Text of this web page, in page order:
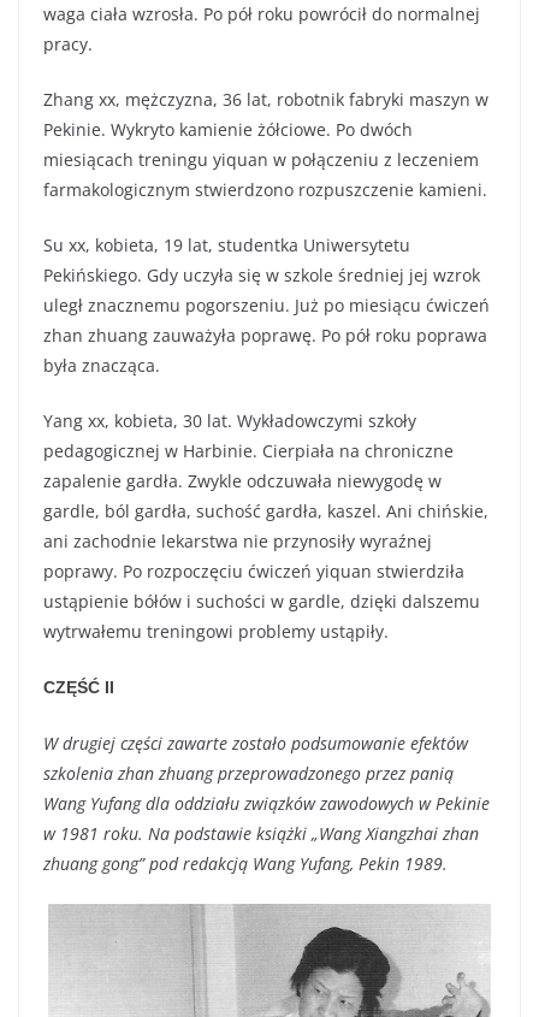
waga ciała wzrosła. Po pół roku powrócił do normalnej
pracy.
Zhang xx, mężczyzna, 36 lat, robotnik fabryki maszyn w
Pekinie. Wykryto kamienie żółciowe. Po dwóch
miesiącach treningu yiquan w połączeniu z leczeniem
farmakologicznym stwierdzono rozpuszczenie kamieni.
Su xx, kobieta, 19 lat, studentka Uniwersytetu
Pekińskiego. Gdy uczyła się w szkole średniej jej wzrok
uległ znacznemu pogorszeniu. Już po miesiącu ćwiczeń
zhan zhuang zauważyła poprawę. Po pół roku poprawa
była znacząca.
Yang xx, kobieta, 30 lat. Wykładowczymi szkoły
pedagogicznej w Harbinie. Cierpiała na chroniczne
zapalenie gardła. Zwykle odczuwała niewygodę w
gardle, ból gardła, suchość gardła, kaszel. Ani chińskie,
ani zachodnie lekarstwa nie przynosiły wyraźnej
poprawy. Po rozpoczęciu ćwiczeń yiquan stwierdziła
ustąpienie bółów i suchości w gardle, dzięki dalszemu
wytrwałemu treningowi problemy ustąpiły.
CZĘŚĆ II
W drugiej części zawarte zostało podsumowanie efektów
szkolenia zhan zhuang przeprowadzonego przez panią
Wang Yufang dla oddziału związków zawodowych w Pekinie
w 1981 roku. Na podstawie książki „Wang Xiangzhai zhan
zhuang gong” pod redakcją Wang Yufang, Pekin 1989.